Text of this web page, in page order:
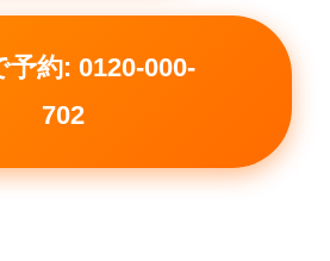
予約: 0120-000-
702